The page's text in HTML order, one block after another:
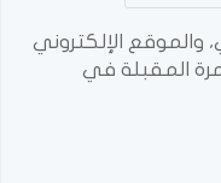
والموقع الإلكتروني
المقبلة في